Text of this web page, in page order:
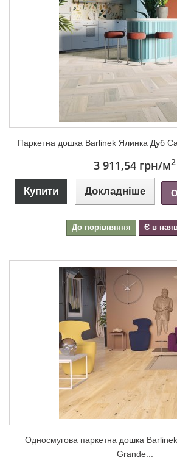
Паркетна дошка Barlinek Ялинка Дуб
3 911,54 грн/м2
Купити Докладніше
До порівняння Є в
Односмугова паркетна дошка
Grande...